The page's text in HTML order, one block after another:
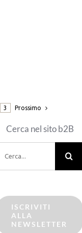
3 Prossimo
Cerca nel sito b2B
per:
ISCRIVITI
ALLA
NEWSLETTER